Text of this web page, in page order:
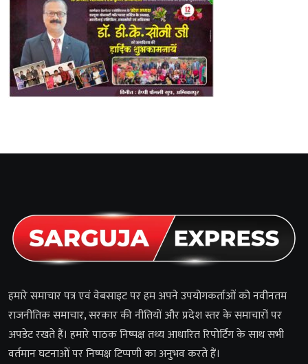
हमारे समाचार पत्र एवं वेबसाइट पर हम अपने उपयोगकर्ताओं को नवीनतम
राजनीतिक समाचार, सरकार की नीतियों और प्रदेश स्तर के समाचारों पर
अपडेट रखते हैं। हमारे पाठक निष्पक्ष तथ्य आधारित रिपोर्टिंग के साथ सभी
वर्तमान घटनाओं पर निष्पक्ष टिप्पणी का अनुभव करते हैं।